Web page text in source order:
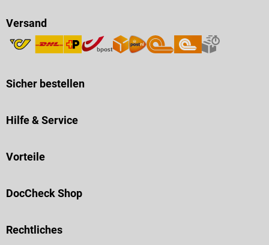
Versand
Sicher bestellen
Hilfe & Service
Vorteile
DocCheck Shop
Rechtliches